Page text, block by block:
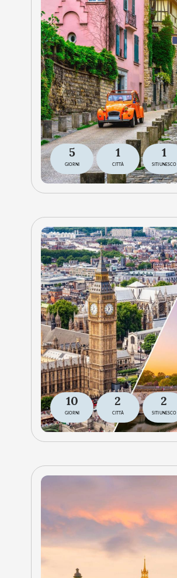
5
GIORNI
1
CITTÀ
1
SITI UNESCO
10
GIORNI
2
CITTÀ
2
SITI UNESCO